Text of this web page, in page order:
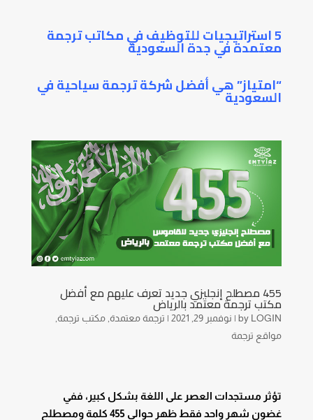
5 استراتيجيات للتوظيف في مكاتب ترجمة
معتمدة في جدة السعودية
“امتياز” هي أفضل شركة ترجمة سياحية في
السعودية
455 مصطلح إنجليزي جديد تعرف عليهم مع أفضل
مكتب ترجمة معتمد بالرياض
by LOGIN
| نوفمبر 29, 2021 | ترجمة معتمدة, مكتب ترجمة,
مواقع ترجمة
تؤثر مستجدات العصر على اللغة بشكل كبير، ففي
غضون شهر واحد فقط ظهر حوالي 455 كلمة ومصطلح